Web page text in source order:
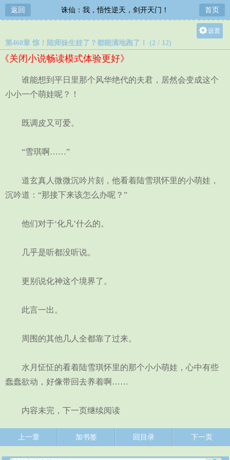
返回 诛仙：我，悟性逆天，剑开天门！ 首页
设置
中
第460章 惊！陆师妹生娃了？都能满地跑了！ (2 / 12)
《关闭小说畅读模式体验更好》
谁能想到平日里那个风华绝代的夫君，居然会变成这个
小小一个萌娃呢？！
既调皮又可爱。
“雪琪啊……”
道玄真人微微沉吟片刻，他看着陆雪琪怀里的小萌娃，
沉吟道：“那接下来该怎么办呢？”
他们对于‘化凡’什么的。
几乎是听都没听说。
更别说化神这个境界了。
此言一出。
周围的其他几人全都靠了过来。
水月怔怔的看着陆雪琪怀里的那个小小萌娃，心中有些
蠢蠢欲动，好像带回去养着啊……
内容未完，下一页继续阅读
上一章 加书签 回目录 下一页